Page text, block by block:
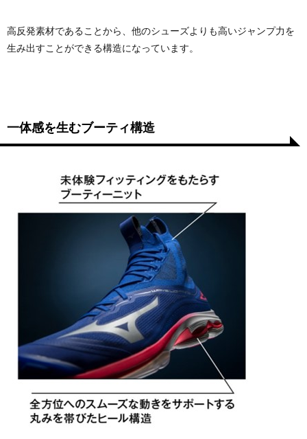
高反発素材であることから、他のシューズよりも高いジャンプ力を
生み出すことができる構造になっています。
一体感を生むブーティ構造